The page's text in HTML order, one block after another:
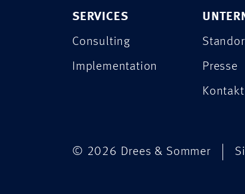
SERVICES
Consulting
Implementation
Presse
Kontakt
© 2026 Drees & Sommer